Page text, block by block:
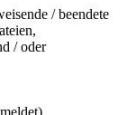
/ beendete
/ oder